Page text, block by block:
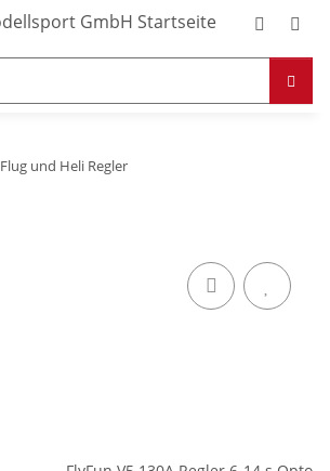
Flug und Heli Regler